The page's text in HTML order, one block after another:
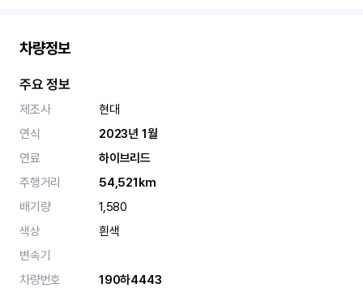
차량정보
주요 정보
제조사
현대
연식
2023년 1월
연료
하이브리드
주행거리
54,521km
배기량
1,580
색상
흰색
변속기
차량번호
190하4443